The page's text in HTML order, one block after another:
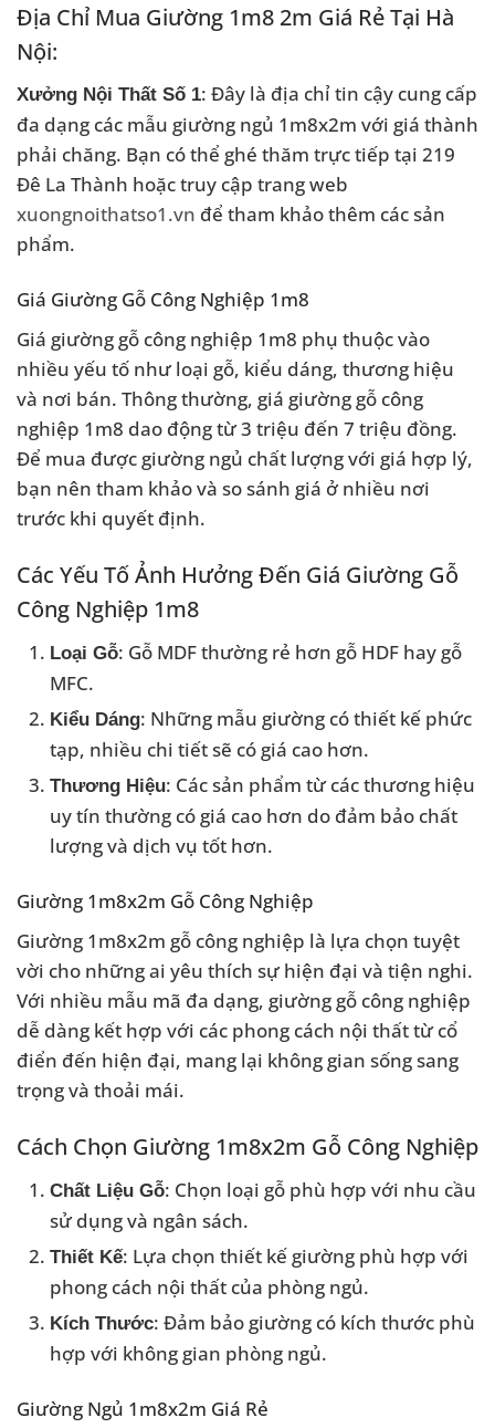
Địa Chỉ Mua Giường 1m8 2m Giá Rẻ Tại Hà
Nội:
Xưởng Nội Thất Số 1: Đây là địa chỉ tin cậy cung cấp
đa dạng các mẫu giường ngủ 1m8x2m với giá thành
phải chăng. Bạn có thể ghé thăm trực tiếp tại 219
Đê La Thành hoặc truy cập trang web
xuongnoithatso1.vn để tham khảo thêm các sản
phẩm.
Giá Giường Gỗ Công Nghiệp 1m8
Giá giường gỗ công nghiệp 1m8 phụ thuộc vào
nhiều yếu tố như loại gỗ, kiểu dáng, thương hiệu
và nơi bán. Thông thường, giá giường gỗ công
nghiệp 1m8 dao động từ 3 triệu đến 7 triệu đồng.
Để mua được giường ngủ chất lượng với giá hợp lý,
bạn nên tham khảo và so sánh giá ở nhiều nơi
trước khi quyết định.
Các Yếu Tố Ảnh Hưởng Đến Giá Giường Gỗ
Công Nghiệp 1m8
Loại Gỗ: Gỗ MDF thường rẻ hơn gỗ HDF hay gỗ
MFC.
Kiểu Dáng: Những mẫu giường có thiết kế phức
tạp, nhiều chi tiết sẽ có giá cao hơn.
Thương Hiệu: Các sản phẩm từ các thương hiệu
uy tín thường có giá cao hơn do đảm bảo chất
lượng và dịch vụ tốt hơn.
Giường 1m8x2m Gỗ Công Nghiệp
Giường 1m8x2m gỗ công nghiệp là lựa chọn tuyệt
vời cho những ai yêu thích sự hiện đại và tiện nghi.
Với nhiều mẫu mã đa dạng, giường gỗ công nghiệp
dễ dàng kết hợp với các phong cách nội thất từ cổ
điển đến hiện đại, mang lại không gian sống sang
trọng và thoải mái.
Cách Chọn Giường 1m8x2m Gỗ Công Nghiệp
Chất Liệu Gỗ: Chọn loại gỗ phù hợp với nhu cầu
sử dụng và ngân sách.
Thiết Kế: Lựa chọn thiết kế giường phù hợp với
phong cách nội thất của phòng ngủ.
Kích Thước: Đảm bảo giường có kích thước phù
hợp với không gian phòng ngủ.
Giường Ngủ 1m8x2m Giá Rẻ